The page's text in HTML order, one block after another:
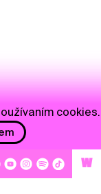
W
cookies.